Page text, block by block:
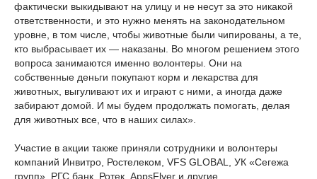
фактически выкидывают на улицу и не несут за это никакой
ответственности, и это нужно менять на законодательном
уровне, в том числе, чтобы животные были чипированы, а те,
кто выбрасывает их — наказаны. Во многом решением этого
вопроса занимаются именно волонтеры. Они на
собственные деньги покупают корм и лекарства для
животных, выгуливают их и играют с ними, а иногда даже
забирают домой. И мы будем продолжать помогать, делая
для животных все, что в наших силах».
Участие в акции также приняли сотрудники и волонтеры
компаний Инвитро, Ростелеком, VFS GLOBAL, УК «Сегежа
групп», РГС банк, Ротек, AppsFlyer и другие.